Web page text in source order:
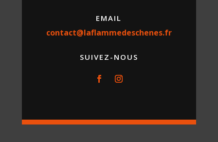
EMAIL
contact@laflammedeschenes.fr
SUIVEZ-NOUS